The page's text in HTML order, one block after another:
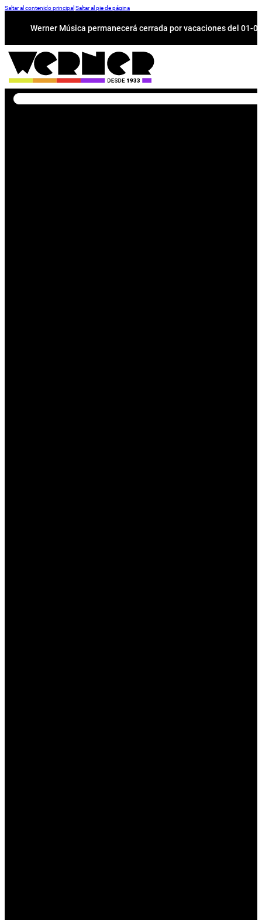
Saltar al contenido principal Saltar al pie de página
Werner Música permanecerá cerrada por vacaciones del 01-
Buscar